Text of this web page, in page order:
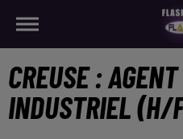
CREUSE :
INDUSTRIEL (H/